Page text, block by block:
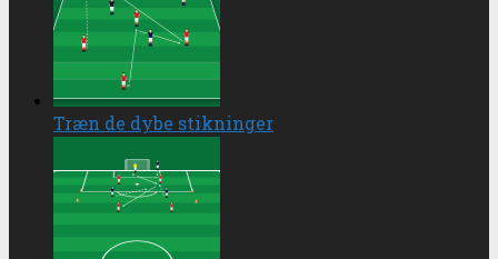
Træn de dybe stikninger